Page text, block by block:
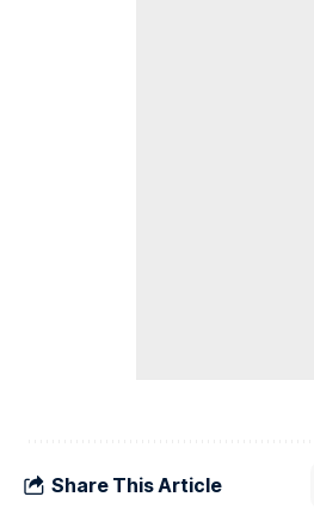
Share This Article